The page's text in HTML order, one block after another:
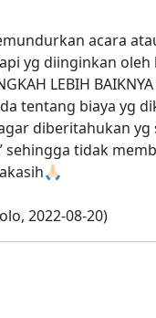
acara
yg diinginkan oleh
LEBIH
tentang biaya yg
diberitahukan yg
sehingga tidak
2022-08-20)